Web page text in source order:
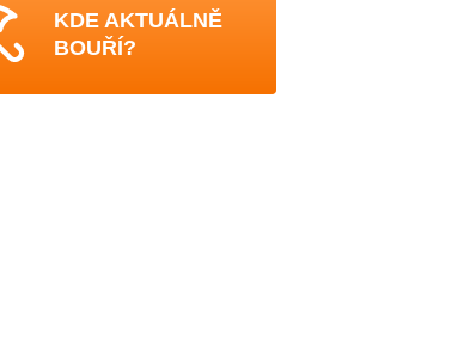
KDE AKTUÁLNĚ
BOUŘÍ?